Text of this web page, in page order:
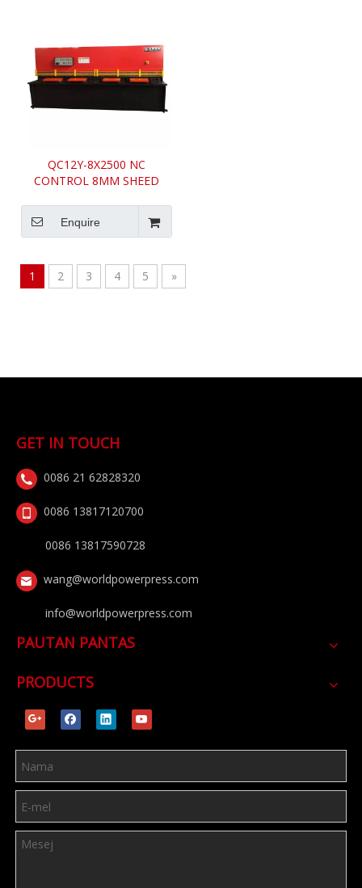
QC12Y-8X2500 NC
CONTROL 8MM SHEED
Enquire
1 2 3 4 5 »
GET IN TOUCH
0086 21 62828320
0086 13817120700
0086 13817590728
wang@worldpowerpress.com
info@worldpowerpress.com
PAUTAN PANTAS
PRODUCTS